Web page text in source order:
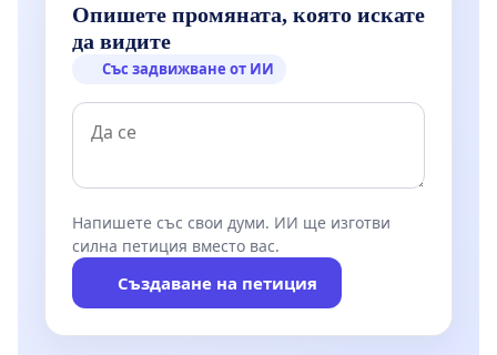
Опишете промяната, която искате
да видите
Със задвижване от ИИ
Напишете със свои думи. ИИ ще изготви
силна петиция вместо вас.
Създаване на петиция